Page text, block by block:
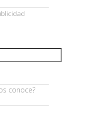
conoce?